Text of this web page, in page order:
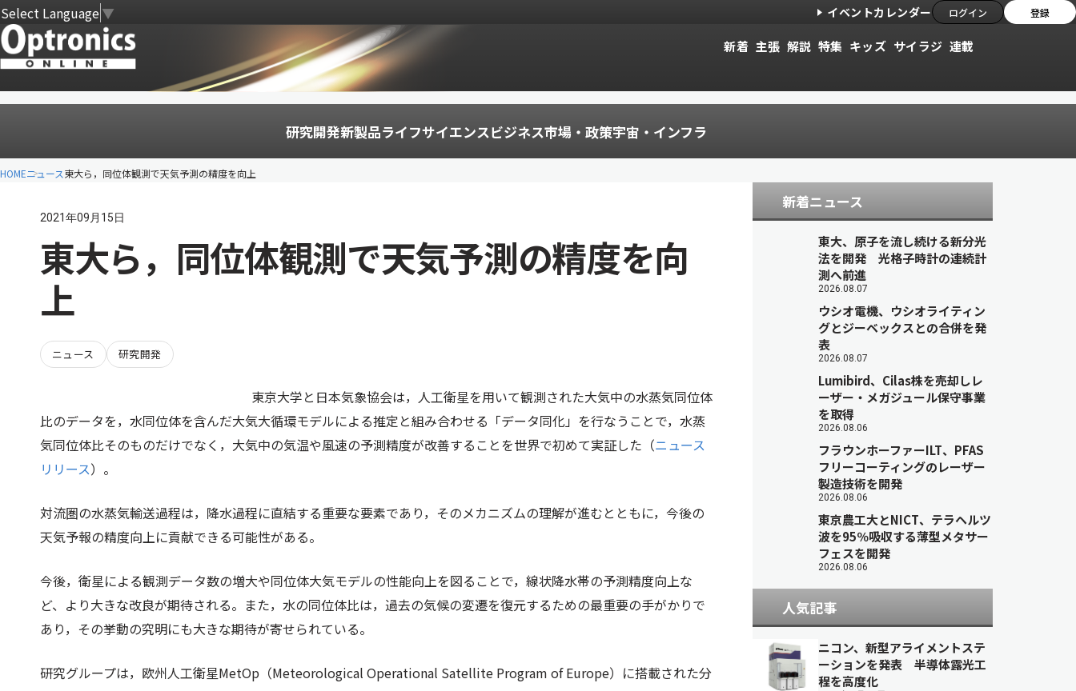
Select Language▼ イベントカレンダー ログイン 登録
新着 主張 解説 特集 キッズ サイラジ 連載
研究開発新製品ライフサイエンスビジネス市場・政策宇宙・インフラ
HOMEニュース東大ら，同位体観測で天気予測の精度を向上
2021年09月15日
東大ら，同位体観測で天気予測の精度を向
上
ニュース 研究開発
東京大学と日本気象協会は，人工衛星を用いて観測された大気中の水蒸気同位体
比のデータを，水同位体を含んだ大気大循環モデルによる推定と組み合わせる「データ同化」を行なうことで，水蒸
気同位体比そのものだけでなく，大気中の気温や風速の予測精度が改善することを世界で初めて実証した（ニュース
リリース）。
対流圏の水蒸気輸送過程は，降水過程に直結する重要な要素であり，そのメカニズムの理解が進むとともに，今後の
天気予報の精度向上に貢献できる可能性がある。
今後，衛星による観測データ数の増大や同位体大気モデルの性能向上を図ることで，線状降水帯の予測精度向上な
ど、より大きな改良が期待される。また，水の同位体比は，過去の気候の変遷を復元するための最重要の手がかりで
あり，その挙動の究明にも大きな期待が寄せられている。
研究グループは，欧州人工衛星MetOp（Meteorological Operational Satellite Program of Europe）に搭載された分
新着ニュース
東大、原子を流し続ける新分光
法を開発 光格子時計の連続計
測へ前進
2026.08.07
ウシオ電機、ウシオライティン
グとジーベックスとの合併を発
表
2026.08.07
Lumibird、Cilas株を売却しレ
ーザー・メガジュール保守事業
を取得
2026.08.06
フラウンホーファーILT、PFAS
フリーコーティングのレーザー
製造技術を開発
2026.08.06
東京農工大とNICT、テラヘルツ
波を95％吸収する薄型メタサー
フェスを開発
2026.08.06
人気記事
ニコン、新型アライメントステ
ーションを発表 半導体露光工
程を高度化